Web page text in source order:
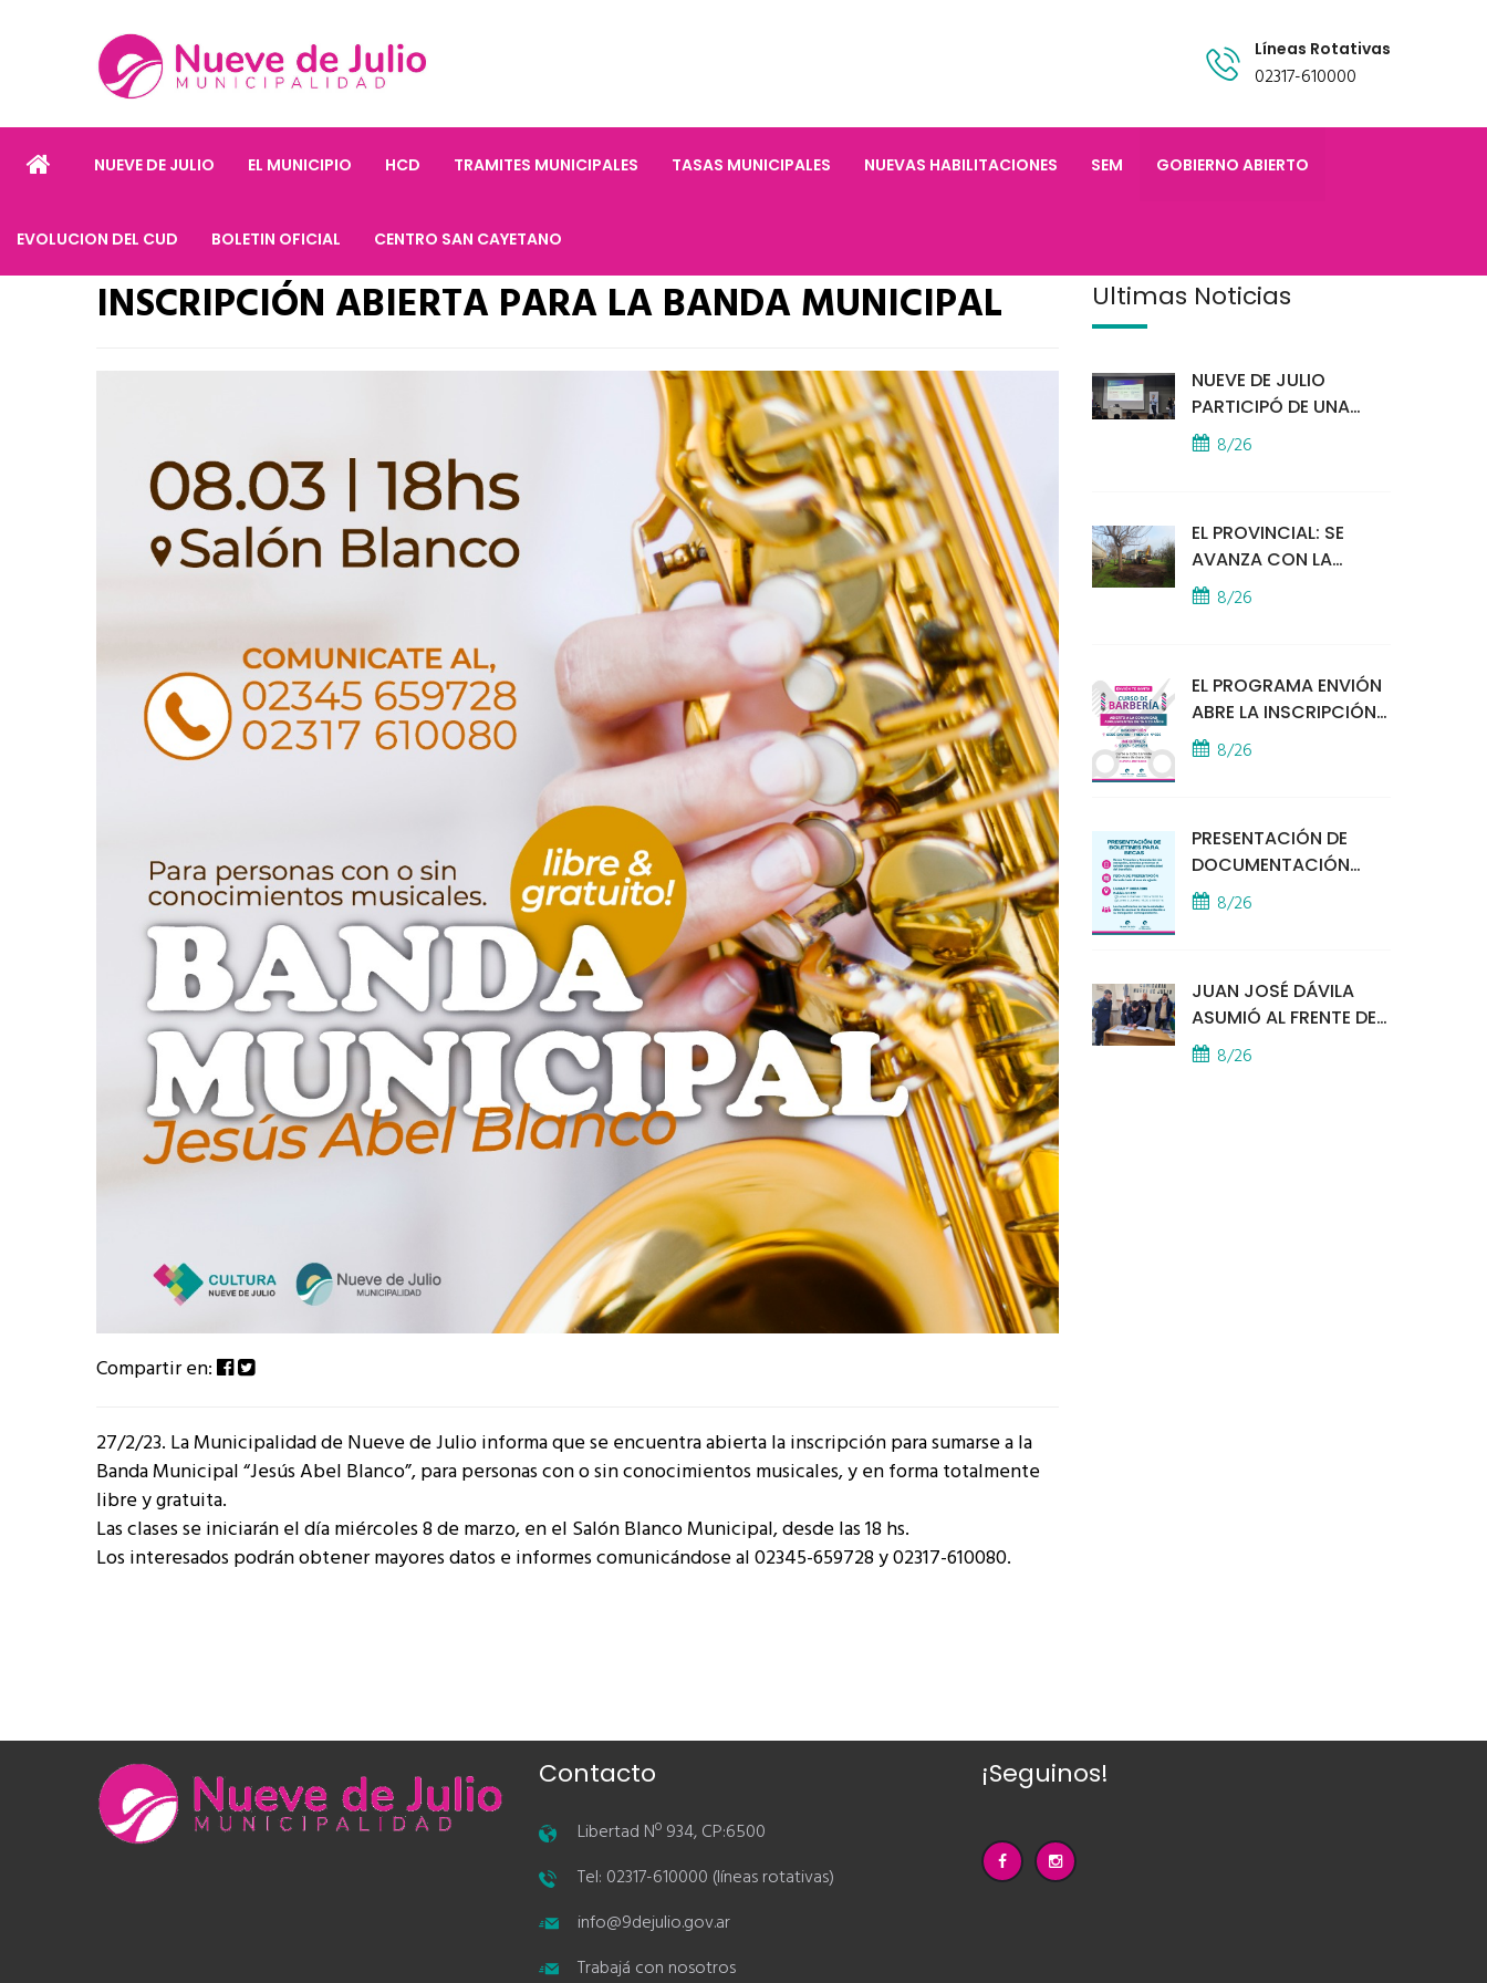
Líneas Rotativas
02317-610000
NUEVE DE JULIO EL MUNICIPIO HCD TRAMITES MUNICIPALES TASAS MUNICIPALES NUEVAS HABILITACIONES SEM GOBIERNO ABIERTO
EVOLUCION DEL CUD BOLETIN OFICIAL CENTRO SAN CAYETANO
INSCRIPCIÓN ABIERTA PARA LA BANDA MUNICIPAL
Compartir en:
27/2/23. La Municipalidad de Nueve de Julio informa que se encuentra abierta la inscripción para sumarse a la
Banda Municipal “Jesús Abel Blanco”, para personas con o sin conocimientos musicales, y en forma totalmente
libre y gratuita.
Las clases se iniciarán el día miércoles 8 de marzo, en el Salón Blanco Municipal, desde las 18 hs.
Los interesados podrán obtener mayores datos e informes comunicándose al 02345-659728 y 02317-610080.
Últimas Noticias
NUEVE DE JULIO
PARTICIPÓ DE UNA
IMPORTANTE
CAPACITACIÓN
8/26
EL PROVINCIAL: SE
AVANZA CON LA
INSTALACIÓN DEL
MÓDULO POLICIAL
8/26
EL PROGRAMA ENVIÓN
ABRE LA INSCRIPCIÓN
A UN CURSO DE
BARBERÍA
8/26
PRESENTACIÓN DE
DOCUMENTACIÓN
PARA BECAS
EDUCATIVAS
8/26
JUAN JOSÉ DÁVILA
ASUMIÓ AL FRENTE DE
LA POLICÍA COMUNAL
8/26
Contacto
Libertad Nº 934, CP:6500
Tel: 02317-610000 (líneas rotativas)
info@9dejulio.gov.ar
Trabajá con nosotros
¡Seguinos!